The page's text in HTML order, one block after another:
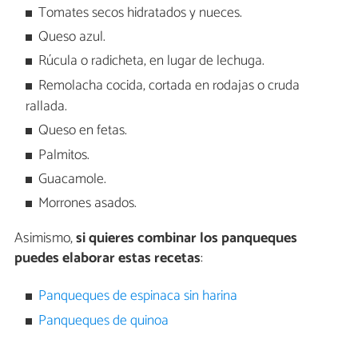
Tomates secos hidratados y nueces.
Queso azul.
Rúcula o radicheta, en lugar de lechuga.
Remolacha cocida, cortada en rodajas o cruda
rallada.
Queso en fetas.
Palmitos.
Guacamole.
Morrones asados.
Asimismo,si quieres combinar los panqueques
puedes elaborar estas recetas:
Panqueques de espinaca sin harina
Panqueques de quinoa